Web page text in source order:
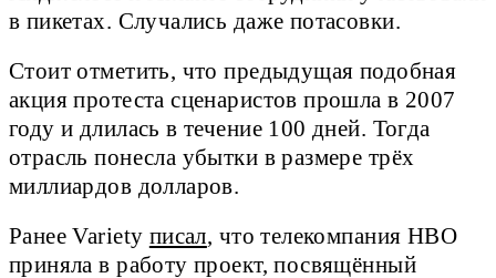
в пикетах. Случались даже потасовки.
Стоит отметить, что предыдущая подобная
акция протеста сценаристов прошла в 2007
году и длилась в течение 100 дней. Тогда
отрасль понесла убытки в размере трёх
миллиардов долларов.
Ранее Variety писал, что телекомпания HBO
приняла в работу проект, посвящённый